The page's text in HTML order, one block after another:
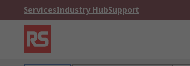
ServicesIndustry HubSupport